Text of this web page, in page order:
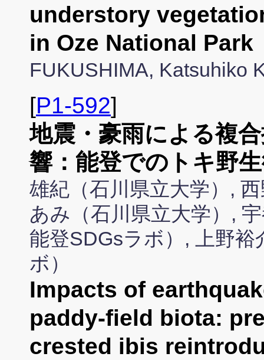
understory
in Oze National Park
FUKUSHIMA, Katsuhiko
[P1-592]
地震・豪雨による複
響：能登でのトキ野
雄紀（石川県立大学）,
あみ（石川県立大学）,
能登SDGsラボ）, 上野
ボ）
Impacts of
paddy-field biota:
crested ibis